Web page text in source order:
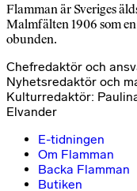
Flamman är Sveriges
Malmfälten 1906 som
obunden.
Chefredaktör och
Nyhetsredaktör och
Kulturredaktör:
Elvander
E-tidningen
Om Flamman
Backa Flamman
Butiken